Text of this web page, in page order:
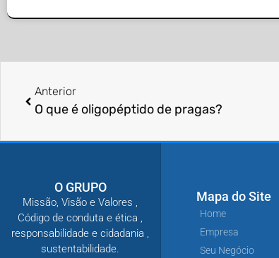
Anterior
O que é oligopéptido de pragas?
O GRUPO
Missão, Visão e Valores ,
Código de conduta e ética ,
responsabilidade e cidadania ,
sustentabilidade.
Mapa do Site
Home
Empresa
Seu Negócio